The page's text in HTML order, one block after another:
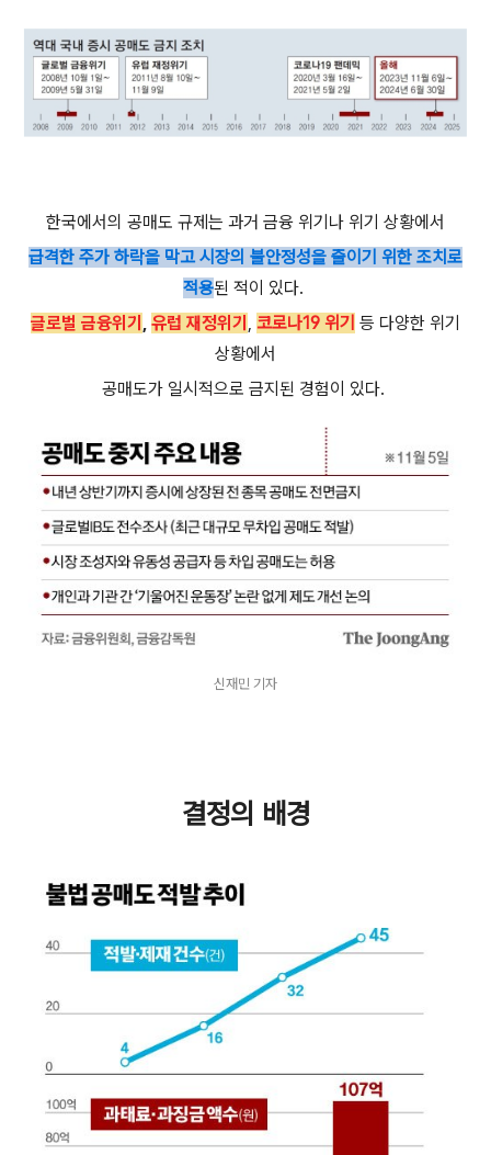
한국에서의 공매도 규제는 과거 금융 위기나 위기 상황에서
급격한 주가 하락을 막고 시장의 불안정성을 줄이기 위한 조치로
적용된 적이 있다.
글로벌 금융위기 , 유럽 재정위기 , 코로나19 위기 등 다양한 위기
상황에서
공매도가 일시적으로 금지된 경험이 있다.
신재민 기자
결정의 배경